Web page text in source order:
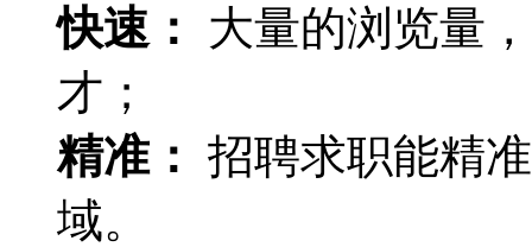
快速：
大量的浏览量
才；
精准： 招聘求职能精
域。